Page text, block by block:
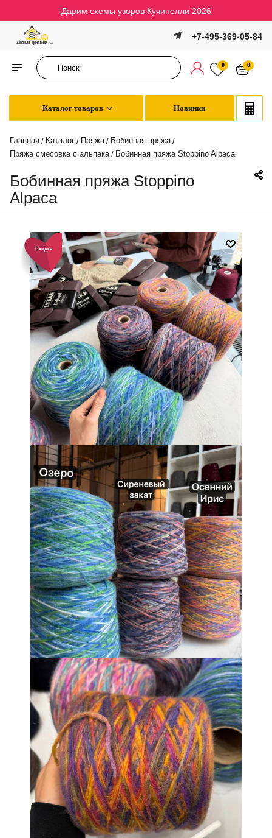
Дарим схемы узоров Кучинелли 2026
+7-495-369-05-84
0 0
Каталог товаров Новинки
Главная / Каталог / Пряжа / Бобинная пряжа /
Пряжа смесовка с альпака / Бобинная пряжа Stoppino Alpaca
Бобинная пряжа Stoppino
Alpaca
Скидка